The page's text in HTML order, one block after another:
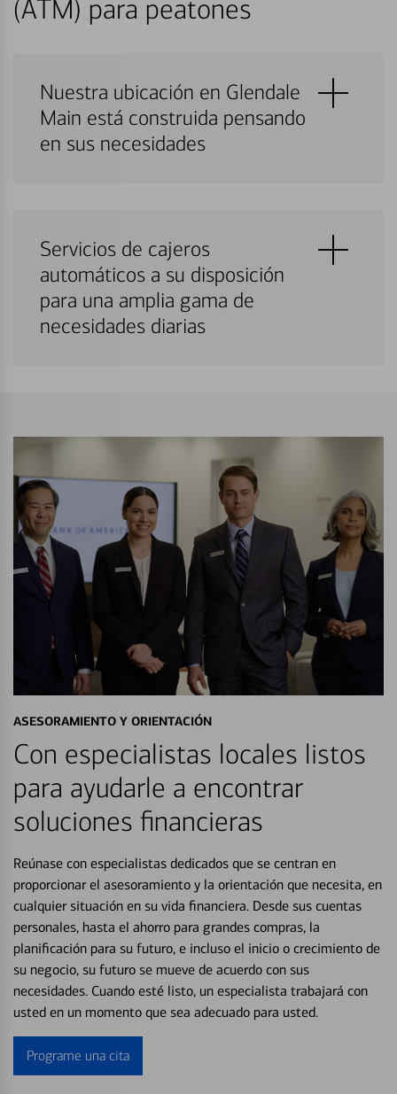
(ATM) para peatones
Nuestra ubicación en Glendale
Main está construida pensando
en sus necesidades
Servicios de cajeros
automáticos a su disposición
para una amplia gama de
necesidades diarias
ASESORAMIENTO Y ORIENTACIÓN
Con especialistas locales listos
para ayudarle a encontrar
soluciones financieras
Reúnase con especialistas dedicados que se centran en
proporcionar el asesoramiento y la orientación que necesita, en
cualquier situación en su vida financiera. Desde sus cuentas
personales, hasta el ahorro para grandes compras, la
planificación para su futuro, e incluso el inicio o crecimiento de
su negocio, su futuro se mueve de acuerdo con sus
necesidades. Cuando esté listo, un especialista trabajará con
usted en un momento que sea adecuado para usted.
Programe una cita